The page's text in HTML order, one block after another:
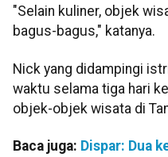
"Selain kuliner, objek
bagus-bagus," katanya.
Nick yang didampingi
waktu selama tiga hari
objek-objek wisata di
Baca juga: Dispar: Dua